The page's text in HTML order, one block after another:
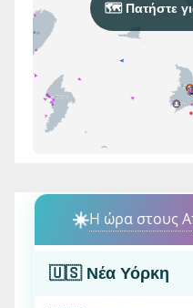
🗺️ Πατήστε
☀️Η ώρα στους
🇺🇸 Νέα Υόρκη